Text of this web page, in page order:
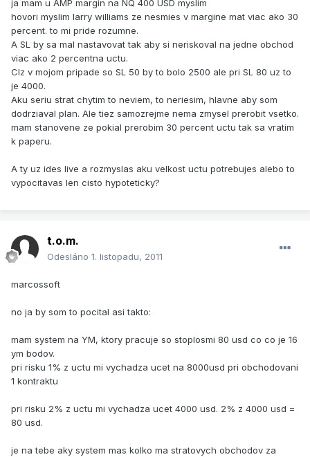
ja mam u AMP margin na NQ 400 USD myslim
hovori myslim larry williams ze nesmies v margine mat viac ako 30
percent. to mi pride rozumne.
A SL by sa mal nastavovat tak aby si neriskoval na jedne obchod
viac ako 2 percentna uctu.
CIz v mojom pripade so SL 50 by to bolo 2500 ale pri SL 80 uz to
je 4000.
Aku seriu strat chytim to neviem, to neriesim, hlavne aby som
dodrziaval plan. Ale tiez samozrejme nema zmysel prerobit vsetko.
mam stanovene ze pokial prerobim 30 percent uctu tak sa vratim
k paperu.
A ty uz ides live a rozmyslas aku velkost uctu potrebujes alebo to
vypocitavas len cisto hypoteticky?
t.o.m.
Odesláno 1. listopadu, 2011
marcossoft
no ja by som to pocital asi takto:
mam system na YM, ktory pracuje so stoplosmi 80 usd co co je 16
ym bodov.
pri risku 1% z uctu mi vychadza ucet na 8000usd pri obchodovani
1 kontraktu
pri risku 2% z uctu mi vychadza ucet 4000 usd. 2% z 4000 usd =
80 usd.
je na tebe aky system mas kolko ma stratovych obchodov za